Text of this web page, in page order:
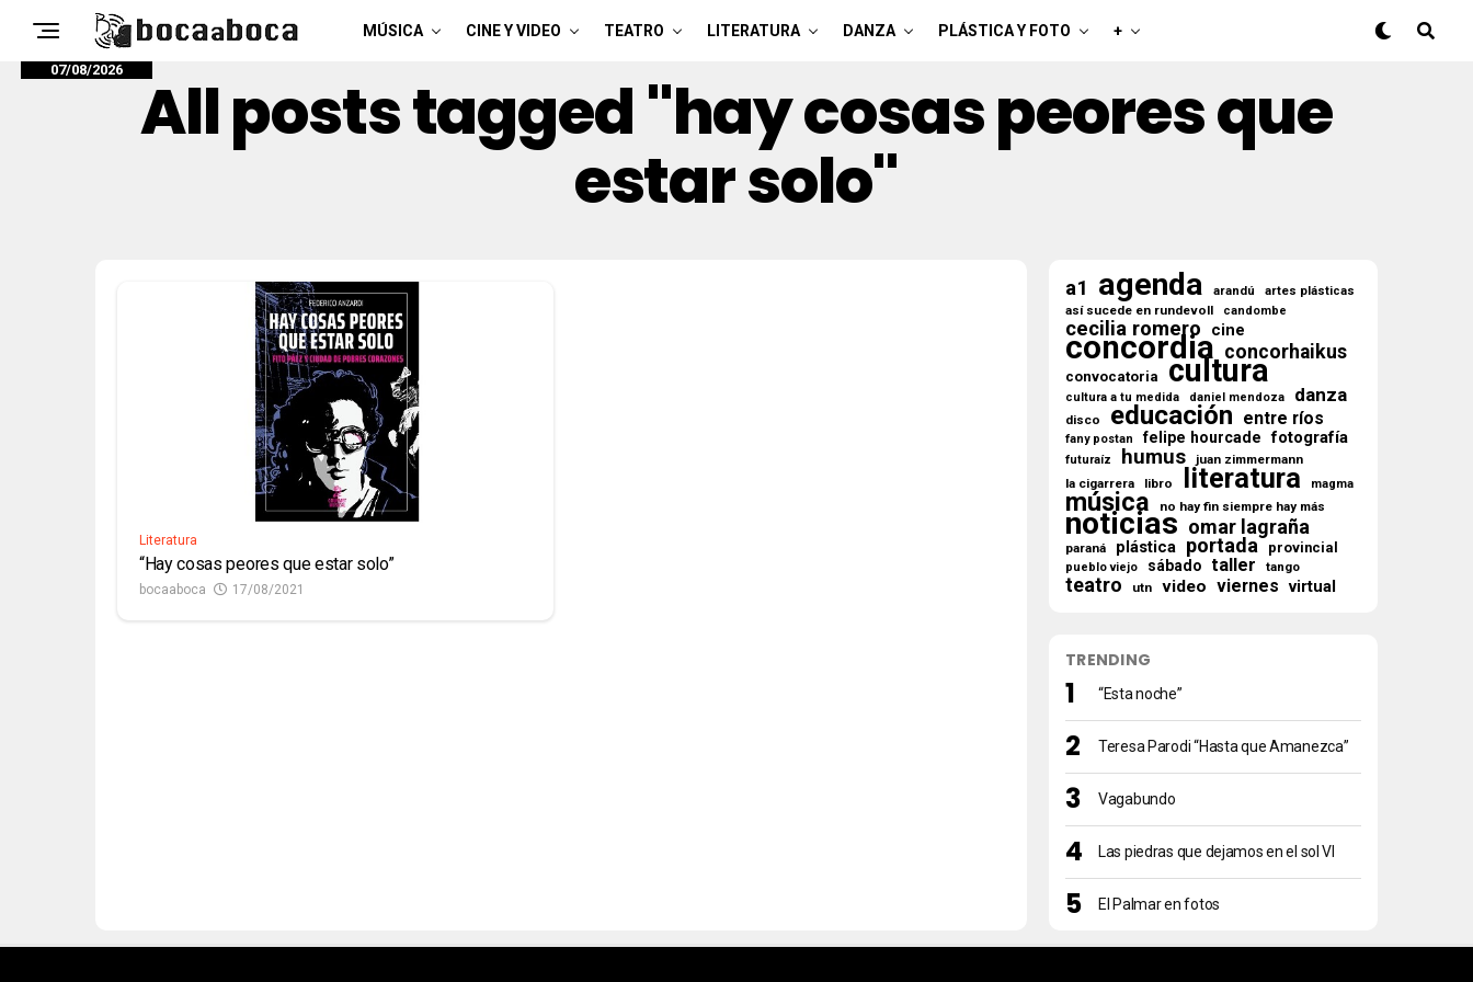
MÚSICA CINE Y VIDEO TEATRO LITERATURA DANZA PLÁSTICA Y FOTO +
07/08/2026 All posts tagged "hay cosas peores que
estar solo"
Literatura
“Hay cosas peores que estar solo”
bocaaboca 17/08/2021
a1 agenda arandú artes plásticas
así sucede en rundevoll candombe
cecilia romero cine
concordia concorhaikus
convocatoria cultura
cultura a tu medida daniel mendoza danza
disco educación entre ríos
fany postan felipe hourcade fotografía
futuraíz humus
juan zimmermann
la cigarrera
libro literatura magma
música no hay fin siempre hay más
noticias omar lagraña
paraná plástica portada provincial
pueblo viejo sábado taller tango
teatro utn video viernes virtual
TRENDING
“Esta noche”
Teresa Parodi “Hasta que Amanezca”
Vagabundo
Las piedras que dejamos en el sol VI
El Palmar en fotos